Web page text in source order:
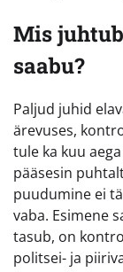
Mis
saabu?
Paljud juhid
ärevuses,
tule ka kuu
pääsesin
puudumine ei
vaba. Esimene
tasub, on
politsei- ja